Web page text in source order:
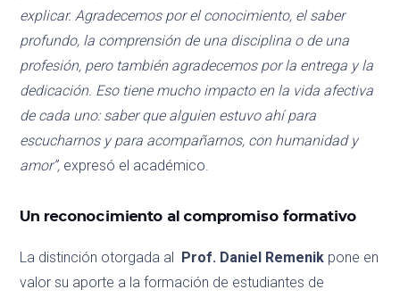
explicar. Agradecemos por el conocimiento, el saber
profundo, la comprensión de una disciplina o de una
profesión, pero también agradecemos por la entrega y la
dedicación. Eso tiene mucho impacto en la vida afectiva
de cada uno: saber que alguien estuvo ahí para
escucharnos y para acompañarnos, con humanidad y
amor”, expresó el académico.
Un reconocimiento al compromiso formativo
La distinción otorgada al Prof. Daniel Remenik pone en
valor su aporte a la formación de estudiantes de